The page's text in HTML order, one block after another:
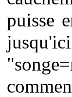
puisse